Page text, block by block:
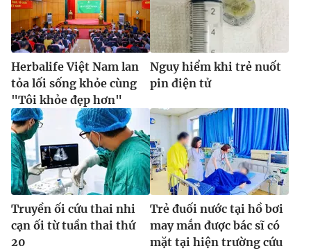
Herbalife Việt Nam lan
tỏa lối sống khỏe cùng
"Tôi khỏe đẹp hơn"
Nguy hiểm khi trẻ nuốt
pin điện tử
Truyền ối cứu thai nhi
cạn ối từ tuần thai thứ
20
Trẻ đuối nước tại hồ bơi
may mắn được bác sĩ có
mặt tại hiện trường cứu